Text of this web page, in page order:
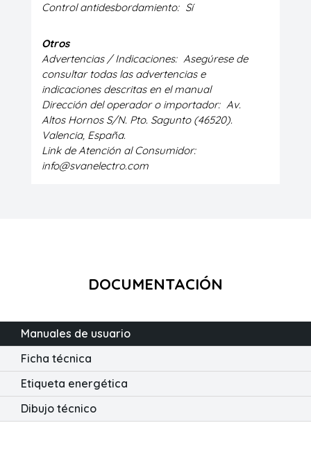
Control antidesbordamiento: Sí
Otros
Advertencias / Indicaciones: Asegúrese de
consultar todas las advertencias e
indicaciones descritas en el manual
Dirección del operador o importador: Av.
Altos Hornos S/N. Pto. Sagunto (46520).
Valencia, España.
Link de Atención al Consumidor:
info@svanelectro.com
DOCUMENTACIÓN
Manuales de usuario
Ficha técnica
Etiqueta energética
Dibujo técnico